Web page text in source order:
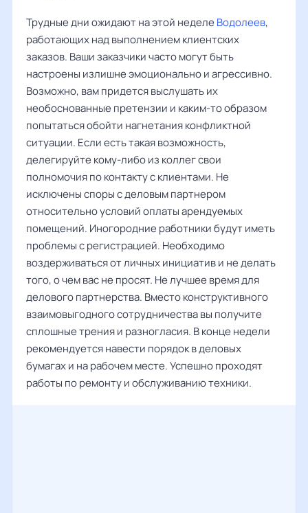
Трудные дни ожидают на этой неделе Водолеев,
работающих над выполнением клиентских
заказов. Ваши заказчики часто могут быть
настроены излишне эмоционально и агрессивно.
Возможно, вам придется выслушать их
необоснованные претензии и каким-то образом
попытаться обойти нагнетания конфликтной
ситуации. Если есть такая возможность,
делегируйте кому-либо из коллег свои
полномочия по контакту с клиентами. Не
исключены споры с деловым партнером
относительно условий оплаты арендуемых
помещений. Иногородние работники будут иметь
проблемы с регистрацией. Необходимо
воздерживаться от личных инициатив и не делать
того, о чем вас не просят. Не лучшее время для
делового партнерства. Вместо конструктивного
взаимовыгодного сотрудничества вы получите
сплошные трения и разногласия. В конце недели
рекомендуется навести порядок в деловых
бумагах и на рабочем месте. Успешно проходят
работы по ремонту и обслуживанию техники.